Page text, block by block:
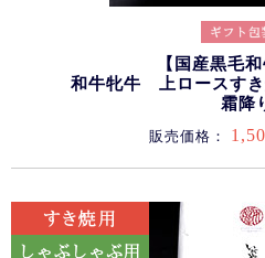
【国産黒毛
和牛牝牛 上ロースすき
霜降
販売価格：